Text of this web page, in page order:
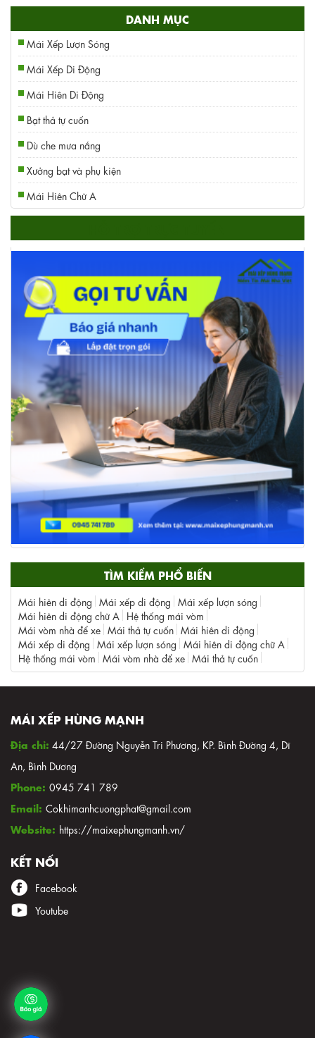
DANH MỤC
Mái Xếp Lượn Sóng
Mái Xếp Di Động
Mái Hiên Di Động
Bạt thả tự cuốn
Dù che mưa nắng
Xưởng bạt và phụ kiện
Mái Hiên Chữ A
TÌM KIẾM PHỔ BIẾN
Mái hiên di động Mái xếp di động
Mái xếp lượn sóng
Mái hiên di động chữ A
Hệ thống mái vòm
Mái vòm nhà để xe
Mái thả tự cuốn
Mái hiên di động
Mái xếp di động
Mái xếp lượn sóng
Mái hiên di động chữ A
Hệ thống mái vòm
Mái vòm nhà để xe Mái thả tự cuốn
MÁI XẾP HÙNG MẠNH
Địa chỉ: 44/27 Đường Nguyễn Tri Phương, KP. Bình Đường 4, Dĩ
An, Bình Dương
Phone: 0945 741 789
Email: Cokhimanhcuongphat@gmail.com
Website: https://maixephungmanh.vn/
KẾT NỐI
Facebook
Youtube